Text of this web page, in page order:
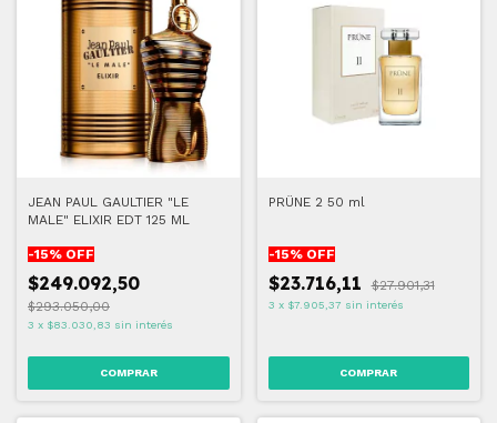
JEAN PAUL GAULTIER "LE
MALE" ELIXIR EDT 125 ML
-15% OFF
$249.092,50
$293.050,00
3 x $83.030,83 sin interés
PRÜNE 2 50 ml
-15% OFF
$23.716,11 $27.901,31
3 x $7.905,37 sin interés